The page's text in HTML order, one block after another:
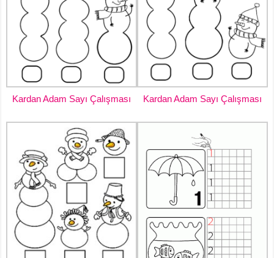
Kardan Adam Sayı Çalışması Kardan Adam Sayı Çalışması